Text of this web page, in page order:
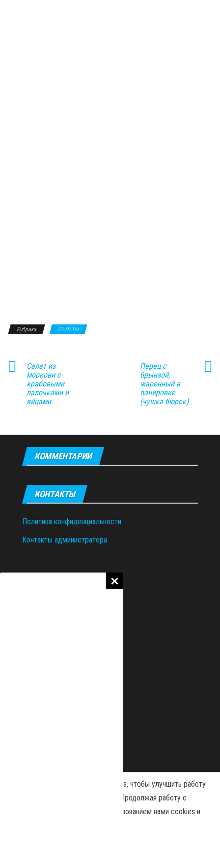
Рубрика САЛАТЫ
Салат из
моркови с
крабовыми
палочками и
яйцами
Перец с
брынзой,
жаренный в
панировке
(чушка бюрек)
КОММЕНТАРИИ
КОНТАКТЫ
Политика конфиденциальности
Контакты администратора
Наш сайт использует файлы cookies, чтобы улучшить работу
и повысить эффективность сайта. Продолжая работу с
сайтом, вы соглашаетесь с использованием нами cookies и